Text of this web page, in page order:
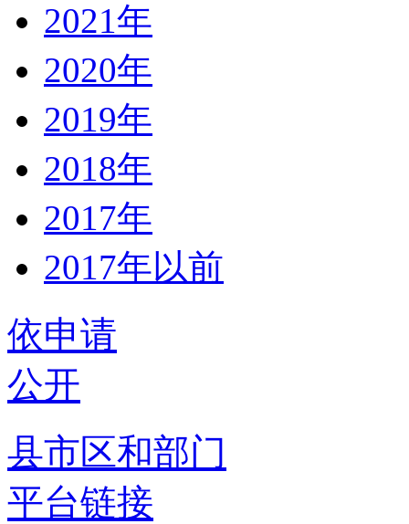
2021年
2020年
2019年
2018年
2017年
2017年以前
依申请
公开
县市区和部门
平台链接